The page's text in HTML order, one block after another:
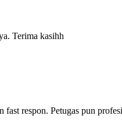
Terima kasihh
respon. Petugas pun